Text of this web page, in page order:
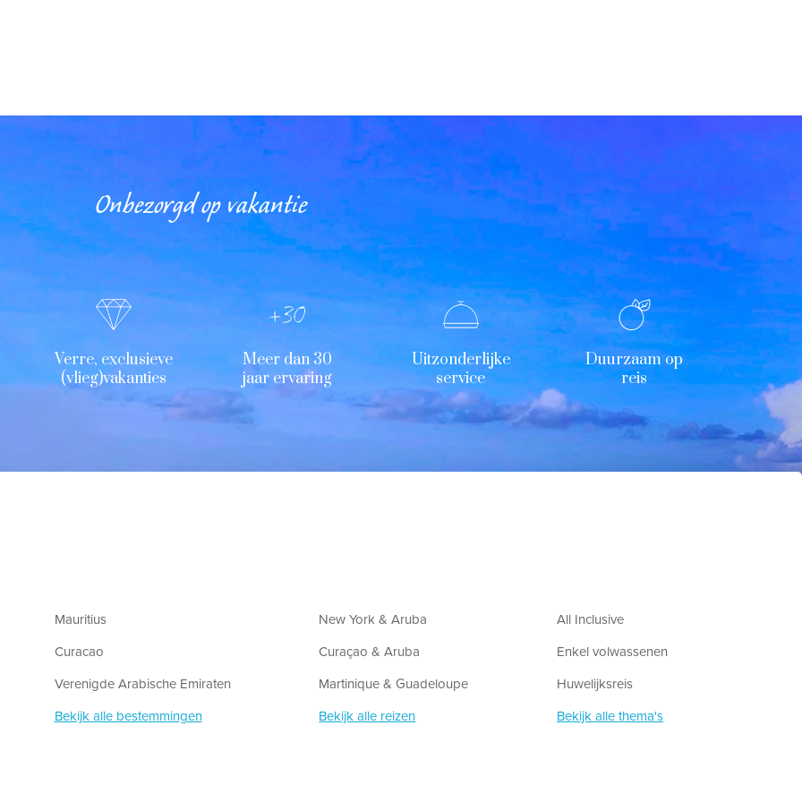
Onbezorgd op vakantie
Verre, exclusieve
(vlieg)vakanties
Meer dan 30
jaar ervaring
Uitzonderlijke
service
Duurzaam op
reis
Mauritius
Curacao
Verenigde Arabische Emiraten
Bekijk alle bestemmingen
New York & Aruba
Curaçao & Aruba
Martinique & Guadeloupe
Bekijk alle reizen
All Inclusive
Enkel volwassenen
Huwelijksreis
Bekijk alle thema's